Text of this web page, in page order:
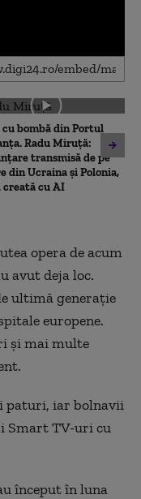
bombă din Portul
Radu Miruță:
transmisă de pe
din Ucraina și Polonia,
creată cu AI
opera de acum
avut deja loc.
ultimă generație
europene.
şi mai multe
paturi, iar bolnavii
Smart TV-uri cu
început în luna